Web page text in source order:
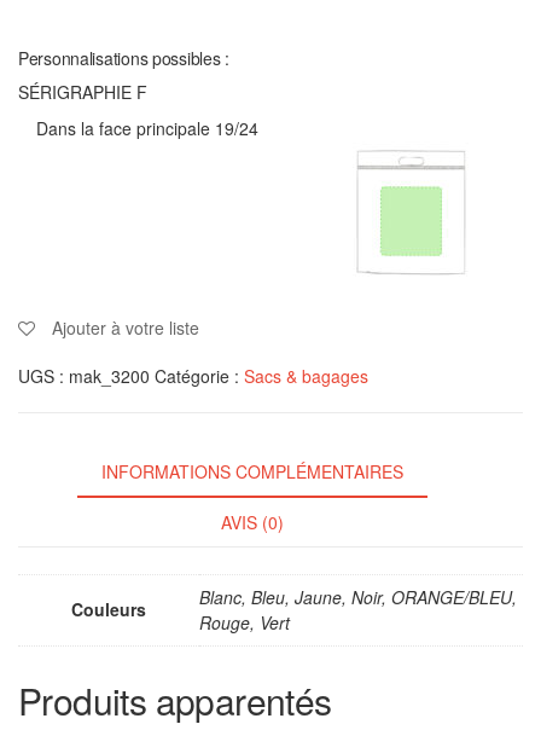
Personnalisations possibles :
SÉRIGRAPHIE F
Dans la face principale 19/24
Ajouter à votre liste
UGS : mak_3200 Catégorie : Sacs & bagages
INFORMATIONS COMPLÉMENTAIRES
AVIS (0)
Couleurs
Blanc, Bleu, Jaune, Noir, ORANGE/BLEU,
Rouge, Vert
Produits apparentés